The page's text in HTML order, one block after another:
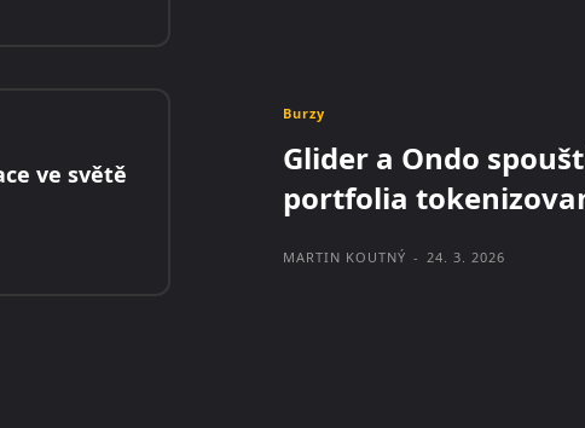
ve světě
Burzy
Glider a Ondo
portfolia
MARTIN KOUTNÝ - 24. 3. 2026